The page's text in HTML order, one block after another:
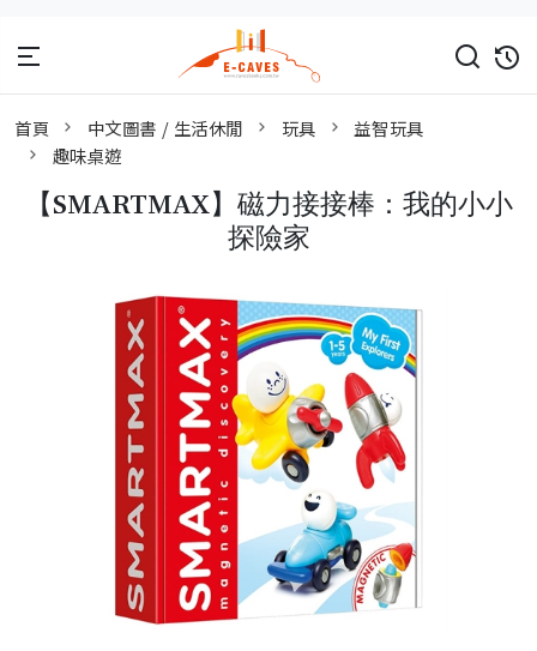
首頁 中文圖書 / 生活休閒 玩具
益智玩具
趣味桌遊
【SMARTMAX】磁力接接棒：我的小小
探險家